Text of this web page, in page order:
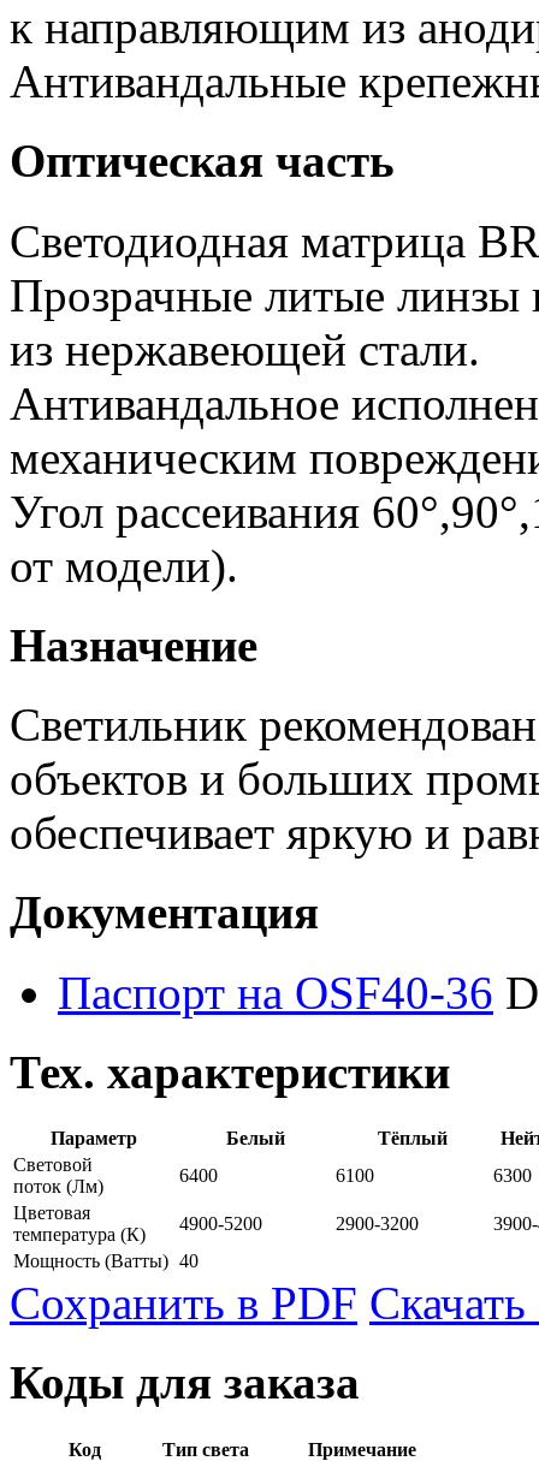
к направляющим из
Антивандальные
Оптическая часть
Светодиодная матрица
Прозрачные литые линзы
из нержавеющей стали.
Антивандальное
механическим
Угол рассеивания
от модели).
Назначение
Светильник
объектов и больших
обеспечивает яркую и
Документация
Паспорт на OSF40-36
Тех. характеристики
Параметр Белый Тёплый
Световой
поток (Лм)
6400 6100
6300
Цветовая
температура (К)
4900-5200 2900-3200
Мощность (Ватты) 40
Сохранить в PDF
Коды для заказа
Код Тип света Примечание